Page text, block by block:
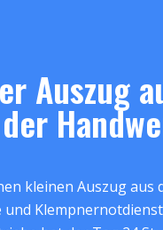
Auszug
kleinen Auszug aus
und